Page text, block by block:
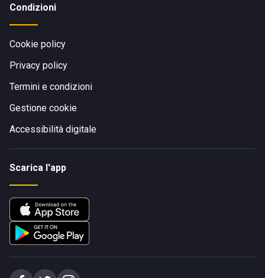
Condizioni
Cookie policy
Privacy policy
Termini e condizioni
Gestione cookie
Accessibilità digitale
Scarica l'app